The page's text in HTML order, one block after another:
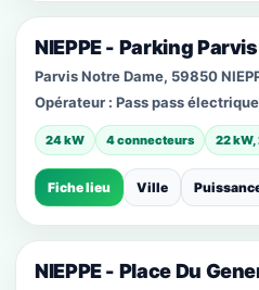
NIEPPE - Parking
Parvis Notre Dame, 59850
Opérateur : Pass pass électrique
24 kW 4 connecteurs 22
Fiche lieu Ville
NIEPPE - Place Du